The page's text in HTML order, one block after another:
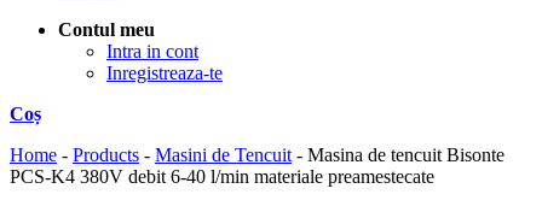
Contul meu
Intra in cont
Inregistreaza-te
Coș
Home - Products - Masini de Tencuit - Masina de tencuit Bisonte
PCS-K4 380V debit 6-40 l/min materiale preamestecate